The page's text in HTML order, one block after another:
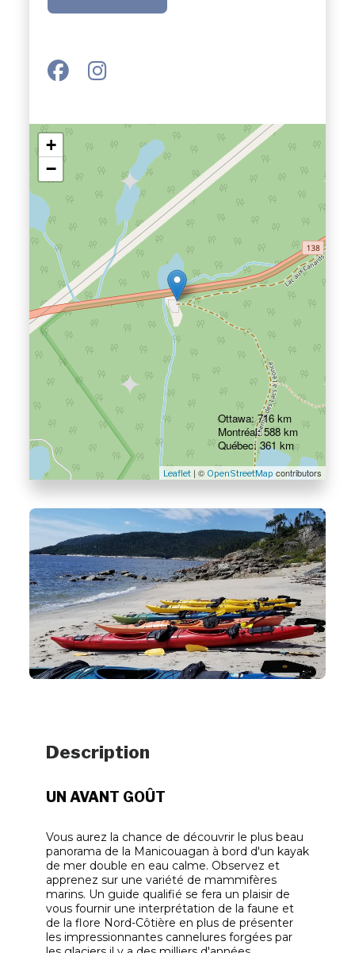
+
−
Leaflet| © OpenStreetMap contributors
Ottawa: 716 km
Montréal: 588 km
Québec: 361 km
Description
UN AVANT GOÛT
Vous aurez la chance de découvrir le plus beau
panorama de la Manicouagan à bord d'un kayak
de mer double en eau calme. Observez et
apprenez sur une variété de mammifères
marins. Un guide qualifié se fera un plaisir de
vous fournir une interprétation de la faune et
de la flore Nord-Côtière en plus de présenter
les impressionnantes cannelures forgées par